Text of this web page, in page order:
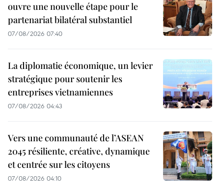
ouvre une nouvelle étape pour le
partenariat bilatéral substantiel
07/08/2026 07:40
La diplomatie économique, un levier
stratégique pour soutenir les
entreprises vietnamiennes
07/08/2026 04:43
Vers une communauté de l’ASEAN
2045 résiliente, créative, dynamique
et centrée sur les citoyens
07/08/2026 04:10